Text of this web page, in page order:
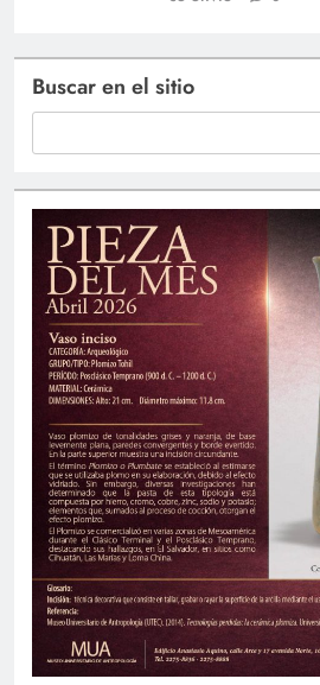
Buscar en el sitio